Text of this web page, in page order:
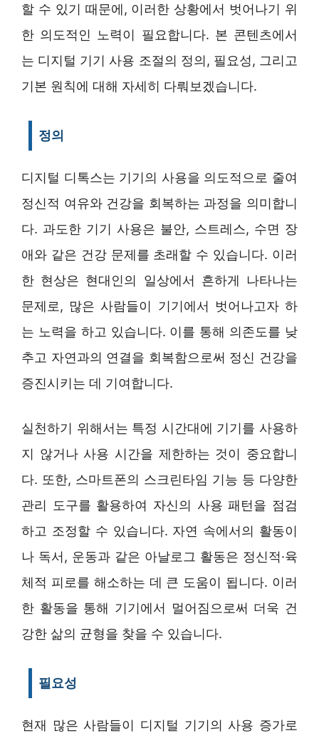
할 수 있기 때문에, 이러한 상황에서 벗어나기 위
한 의도적인 노력이 필요합니다. 본 콘텐츠에서
는 디지털 기기 사용 조절의 정의, 필요성, 그리고
기본 원칙에 대해 자세히 다뤄보겠습니다.
정의
디지털 디톡스는 기기의 사용을 의도적으로 줄여
정신적 여유와 건강을 회복하는 과정을 의미합니
다. 과도한 기기 사용은 불안, 스트레스, 수면 장
애와 같은 건강 문제를 초래할 수 있습니다. 이러
한 현상은 현대인의 일상에서 흔하게 나타나는
문제로, 많은 사람들이 기기에서 벗어나고자 하
는 노력을 하고 있습니다. 이를 통해 의존도를 낮
추고 자연과의 연결을 회복함으로써 정신 건강을
증진시키는 데 기여합니다.
실천하기 위해서는 특정 시간대에 기기를 사용하
지 않거나 사용 시간을 제한하는 것이 중요합니
다. 또한, 스마트폰의 스크린타임 기능 등 다양한
관리 도구를 활용하여 자신의 사용 패턴을 점검
하고 조정할 수 있습니다. 자연 속에서의 활동이
나 독서, 운동과 같은 아날로그 활동은 정신적·육
체적 피로를 해소하는 데 큰 도움이 됩니다. 이러
한 활동을 통해 기기에서 멀어짐으로써 더욱 건
강한 삶의 균형을 찾을 수 있습니다.
필요성
현재 많은 사람들이 디지털 기기의 사용 증가로